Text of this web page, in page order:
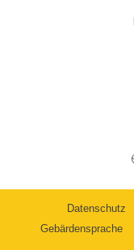
Datenschutz
Gebärdensprache